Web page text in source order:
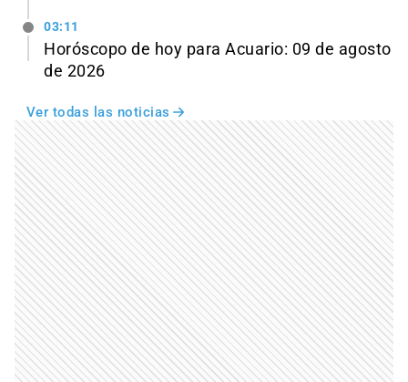
03:11
Horóscopo de hoy para Acuario: 09 de agosto
de 2026
Ver todas las noticias